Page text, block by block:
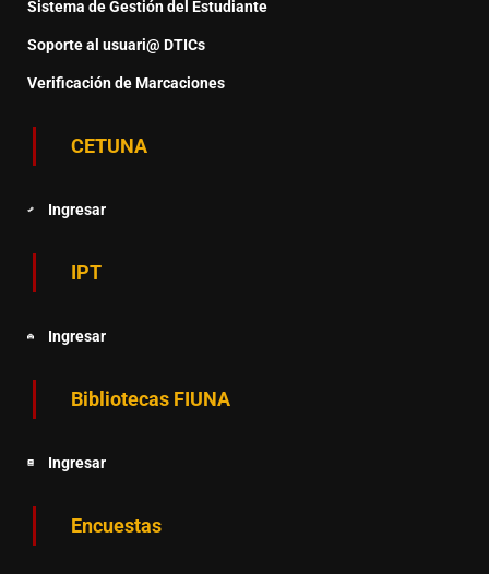
Sistema de Gestión del Estudiante
Soporte al usuari@ DTICs
Verificación de Marcaciones
CETUNA
Ingresar
IPT
Ingresar
Bibliotecas FIUNA
Ingresar
Encuestas